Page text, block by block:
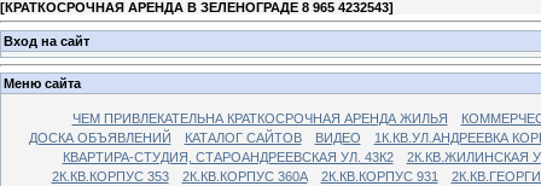
[КРАТКОСРОЧНАЯ АРЕНДА В ЗЕЛЕНОГРАДЕ 8 965 4232543]
Вход на сайт
Меню сайта
ЧЕМ ПРИВЛЕКАТЕЛЬНА КРАТКОСРОЧНАЯ АРЕНДА ЖИЛЬЯ
ДОСКА ОБЪЯВЛЕНИЙ
КАТАЛОГ САЙТОВ ВИДЕО
1К.КВ.УЛ.АНДРЕЕВКА
КВАРТИРА-СТУДИЯ, СТАРОАНДРЕЕВСКАЯ УЛ. 43К2
2К.КВ.ЖИЛИНСКАЯ
2К.КВ.КОРПУС 353
2К.КВ.КОРПУС 360А 2К.КВ.КОРПУС 931